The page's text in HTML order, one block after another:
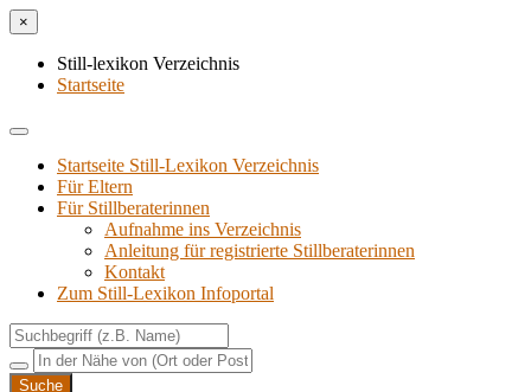
×
Still-lexikon Verzeichnis
Startseite
Startseite Still-Lexikon Verzeichnis
Für Eltern
Für Stillberaterinnen
Aufnahme ins Verzeichnis
Anlei­tung für regis­trier­te Stillberaterinnen
Kon­takt
Zum Still-Lexikon Infoportal